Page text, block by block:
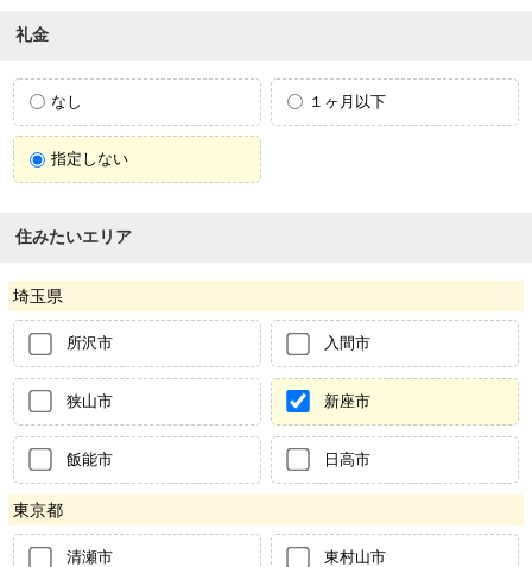
礼金
なし １ヶ月以下
指定しない
住みたいエリア
埼玉県
所沢市 入間市
狭山市 新座市
飯能市 日高市
東京都
清瀬市 東村山市